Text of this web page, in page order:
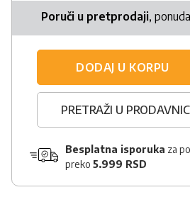
Poruči u pretprodaji,
DODAJ U KORPU
PRETRAŽI U
Besplatna isporuka za
preko 5.999 RSD